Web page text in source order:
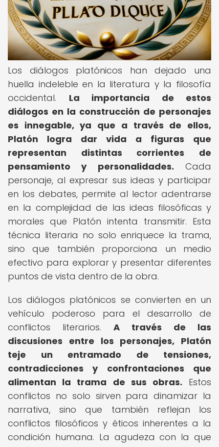
Los diálogos platónicos han dejado una
huella indeleble en la literatura y la filosofía
occidental. La importancia de estos
diálogos en la construcción de personajes
es innegable, ya que a través de ellos,
Platón logra dar vida a figuras que
representan distintas corrientes de
pensamiento y personalidades. Cada
personaje, al expresar sus ideas y participar
en los debates, permite al lector adentrarse
en la complejidad de las ideas filosóficas y
morales que Platón intenta transmitir. Esta
técnica literaria no solo enriquece la trama,
sino que también proporciona un medio
efectivo para explorar y presentar diferentes
puntos de vista dentro de la obra.
Los diálogos platónicos se convierten en un
vehículo poderoso para el desarrollo de
conflictos literarios. A través de las
discusiones entre los personajes, Platón
teje un entramado de tensiones,
contradicciones y confrontaciones que
alimentan la trama de sus obras. Estos
conflictos no solo sirven para dinamizar la
narrativa, sino que también reflejan los
conflictos filosóficos y éticos inherentes a la
condición humana. La agudeza con la que